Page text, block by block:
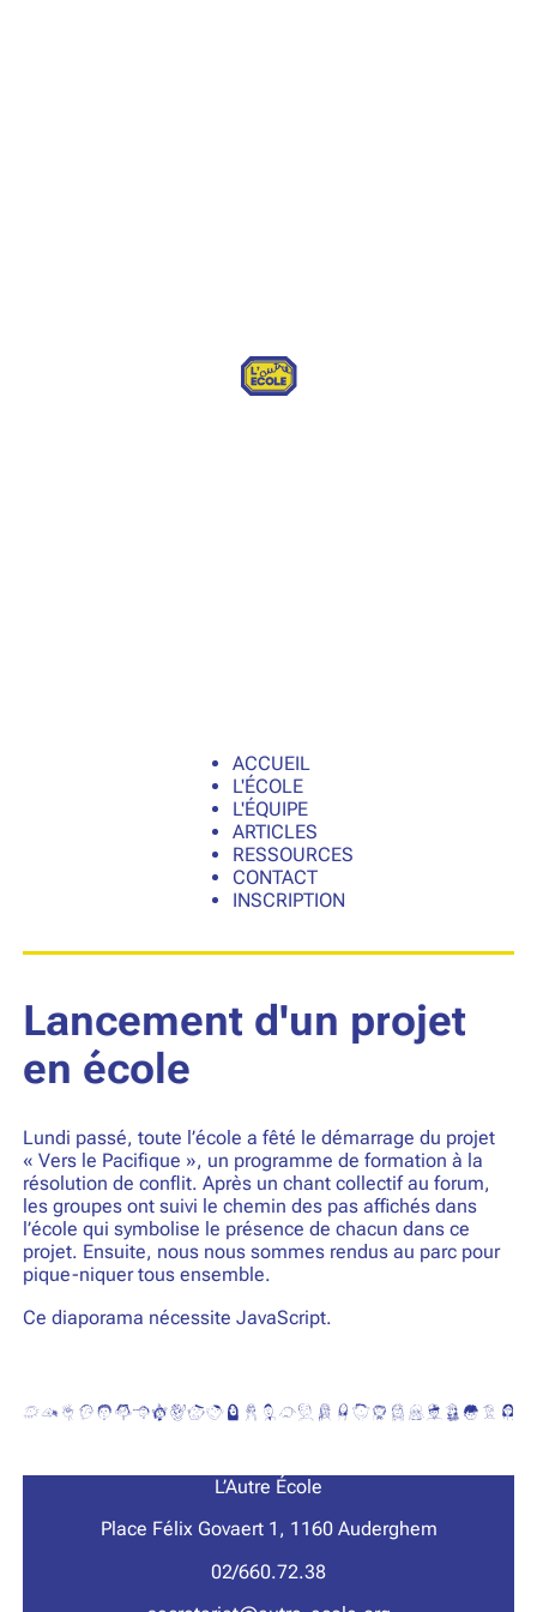
ACCUEIL
L'ÉCOLE
L'ÉQUIPE
ARTICLES
RESSOURCES
CONTACT
INSCRIPTION
Lancement d'un projet
en école
Lundi passé, toute l’école a fêté le démarrage du projet
« Vers le Pacifique », un programme de formation à la
résolution de conflit. Après un chant collectif au forum,
les groupes ont suivi le chemin des pas affichés dans
l’école qui symbolise le présence de chacun dans ce
projet. Ensuite, nous nous sommes rendus au parc pour
pique-niquer tous ensemble.
Ce diaporama nécessite JavaScript.
L’Autre École
Place Félix Govaert 1, 1160 Auderghem
02/660.72.38